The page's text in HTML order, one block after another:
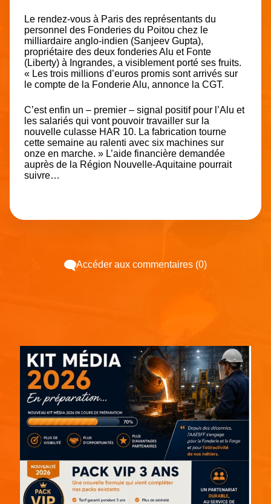
Le rendez-vous à Paris des représentants du
personnel des Fonderies du Poitou chez le
milliardaire anglo-indien (Sanjeev Gupta),
propriétaire des deux fonderies Alu et Fonte
(Liberty) à Ingrandes, a visiblement porté ses fruits.
« Les trois millions d’euros promis sont arrivés sur
le compte de la Fonderie Alu, annonce la CGT.
C’est enfin un – premier – signal positif pour l’Alu et
les salariés qui vont pouvoir travailler sur la
nouvelle culasse HAR 10. La fabrication tourne
cette semaine au ralenti avec six machines sur
onze en marche. » L’aide financière demandée
auprès de la Région Nouvelle-Aquitaine pourrait
suivre…
Accéder aux commentaires (0)